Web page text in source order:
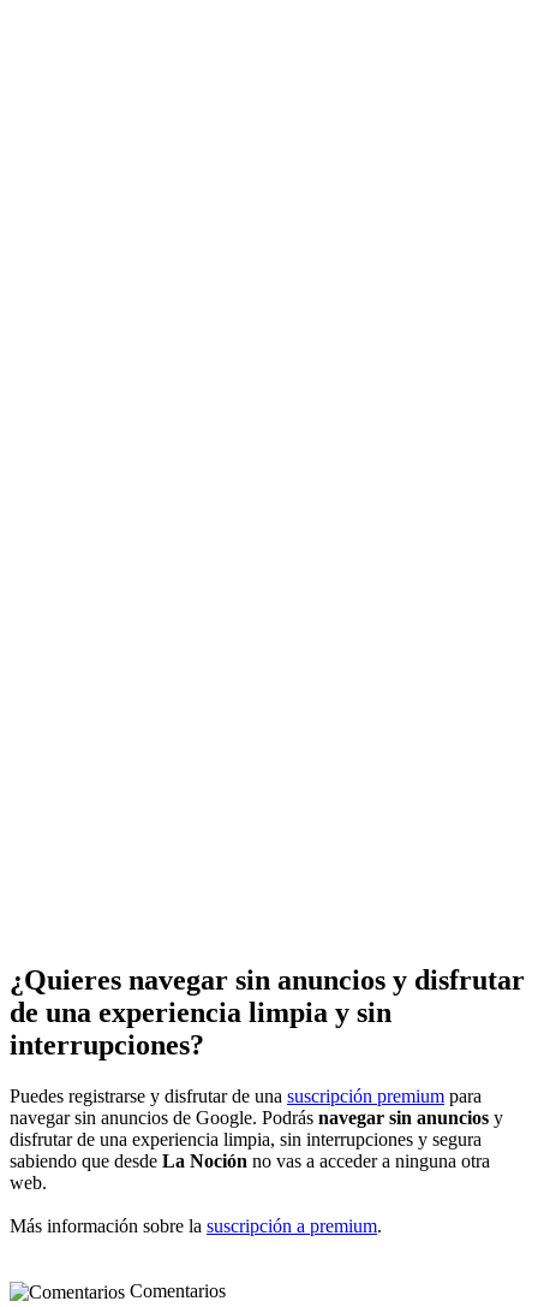
¿Quieres navegar sin anuncios y disfrutar
de una experiencia limpia y sin
interrupciones?
Puedes registrarse y disfrutar de una suscripción premium para
navegar sin anuncios de Google. Podrás navegar sin anuncios y
disfrutar de una experiencia limpia, sin interrupciones y segura
sabiendo que desde La Noción no vas a acceder a ninguna otra
web.
Más información sobre la suscripción a premium.
Comentarios